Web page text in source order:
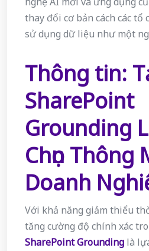
thay đổi cơ bản cách các tổ
sử dụng dữ liệu như một
Thông tin:
SharePoint
Grounding
Chọn Thông
Doanh
Với khả năng giảm thiểu
tăng cường độ chính xác
SharePoint Grounding là